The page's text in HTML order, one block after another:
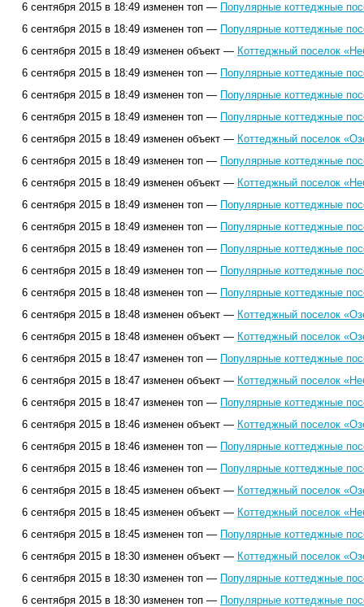
6 сентября 2015 в 18:49 изменен топ — Популярные коттеджные
6 сентября 2015 в 18:49 изменен топ — Популярные коттеджные
6 сентября 2015 в 18:49 изменен объект — Коттеджный поселок
6 сентября 2015 в 18:49 изменен топ — Популярные коттеджные
6 сентября 2015 в 18:49 изменен топ — Популярные коттеджные
6 сентября 2015 в 18:49 изменен топ — Популярные коттеджные
6 сентября 2015 в 18:49 изменен объект — Коттеджный поселок
6 сентября 2015 в 18:49 изменен топ — Популярные коттеджные
6 сентября 2015 в 18:49 изменен объект — Коттеджный поселок
6 сентября 2015 в 18:49 изменен топ — Популярные коттеджные
6 сентября 2015 в 18:49 изменен топ — Популярные коттеджные
6 сентября 2015 в 18:49 изменен топ — Популярные коттеджные
6 сентября 2015 в 18:49 изменен топ — Популярные коттеджные
6 сентября 2015 в 18:48 изменен топ — Популярные коттеджные
6 сентября 2015 в 18:48 изменен объект — Коттеджный поселок
6 сентября 2015 в 18:48 изменен объект — Коттеджный поселок
6 сентября 2015 в 18:47 изменен топ — Популярные коттеджные
6 сентября 2015 в 18:47 изменен объект — Коттеджный поселок
6 сентября 2015 в 18:47 изменен топ — Популярные коттеджные
6 сентября 2015 в 18:46 изменен объект — Коттеджный поселок
6 сентября 2015 в 18:46 изменен топ — Популярные коттеджные
6 сентября 2015 в 18:46 изменен топ — Популярные коттеджные
6 сентября 2015 в 18:45 изменен объект — Коттеджный поселок
6 сентября 2015 в 18:45 изменен объект — Коттеджный поселок
6 сентября 2015 в 18:45 изменен топ — Популярные коттеджные
6 сентября 2015 в 18:30 изменен объект — Коттеджный поселок
6 сентября 2015 в 18:30 изменен топ — Популярные коттеджные
6 сентября 2015 в 18:30 изменен топ — Популярные коттеджные